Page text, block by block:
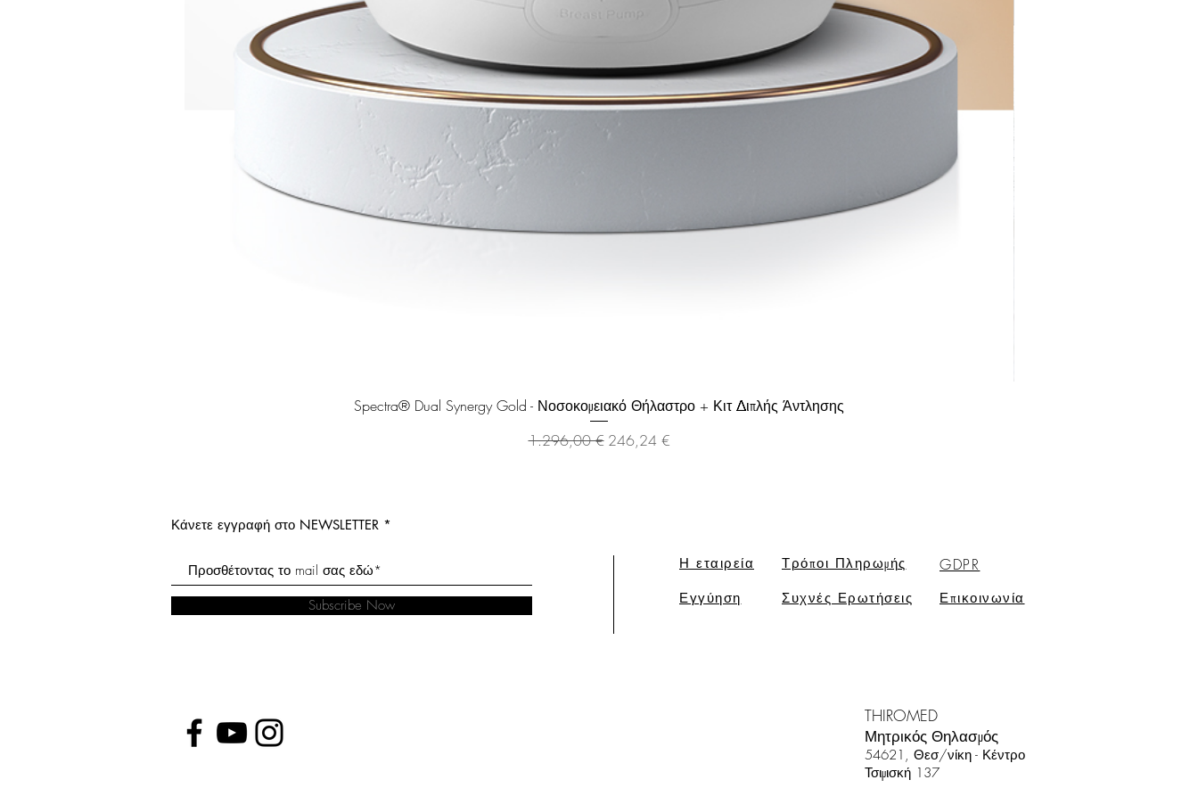
Γρήγορη προβολή
Spectra® Dual Synergy Gold - Νοσοκομειακό Θήλαστρο + Κιτ Διπλής Άντλησης
Κανονική τιμή
1.296,00 € Τιμή Έκπτωσης
246,24 €
Κάνετε εγγραφή στο NEWSLETTER
Subscribe Now
Η εταιρεία
Εγγύηση
Τρόποι Πληρωμής
Συχνές Ερωτήσεις
GDPR
Επικοινωνία
THIROMED
Μητρικός Θηλασμός
54621, Θεσ/νίκη - Κέντρο
Τσιμισκή 137